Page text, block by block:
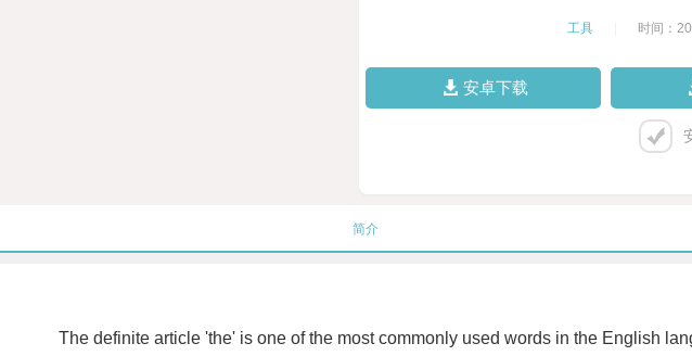
工具 时间：
安卓下载
简介
The definite article 'the' is one of the most commonly used words in the English